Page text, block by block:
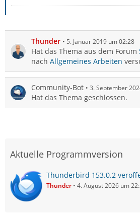
Thunder 5. Januar 2019 um 02:28
Hat das Thema aus dem Forum
nach Allgemeines Arbeiten
Community-Bot 3. September
Hat das Thema geschlossen.
Aktuelle Programmversion
Thunderbird 153.0.2
Thunder 4. August 2026 um